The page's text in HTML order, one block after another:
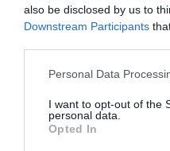
also be disclosed by us to
Downstream Participants
Personal Data
I want to opt-out of the
personal data.
Opted In
Patto Ue su
diventa legge:
frontiere e accesso